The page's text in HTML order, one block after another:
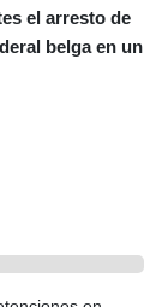
CUP 26.5
CVE 95.372573
EUR 0.86495
FJD 2.20855
el arresto de
belga en un